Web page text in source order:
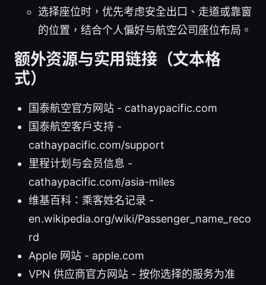
选择座位时，优先考虑安全出口、走道或靠窗
的位置，结合个人偏好与航空公司座位布局。
额外资源与实用链接（文本格
式）
国泰航空官方网站 - cathaypacific.com
国泰航空客户支持 -
cathaypacific.com/support
里程计划与会员信息 -
cathaypacific.com/asia-miles
维基百科：乘客姓名记录 -
en.wikipedia.org/wiki/Passenger_name_reco
rd
Apple 网站 - apple.com
VPN 供应商官方网站 - 按你选择的服务为准